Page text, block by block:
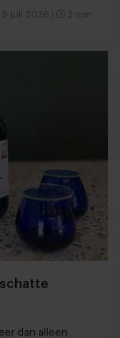
9 juli 2026 2 min
dan alleen